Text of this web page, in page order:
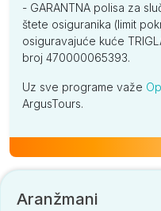
- GARANTNA polisa za
štete osiguranika (limit
osiguravajuće kuće
broj 470000065393.
Uz sve programe važe
ArgusTours.
Aranžmani